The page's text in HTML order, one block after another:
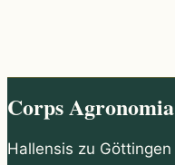
Corps Agronomia
Hallensis zu Göttingen